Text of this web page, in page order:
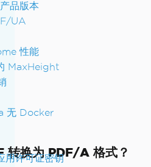
品版本
UA
性能
MaxHeight
无 Docker
用许可证密钥
转换为 PDF/A 格式？